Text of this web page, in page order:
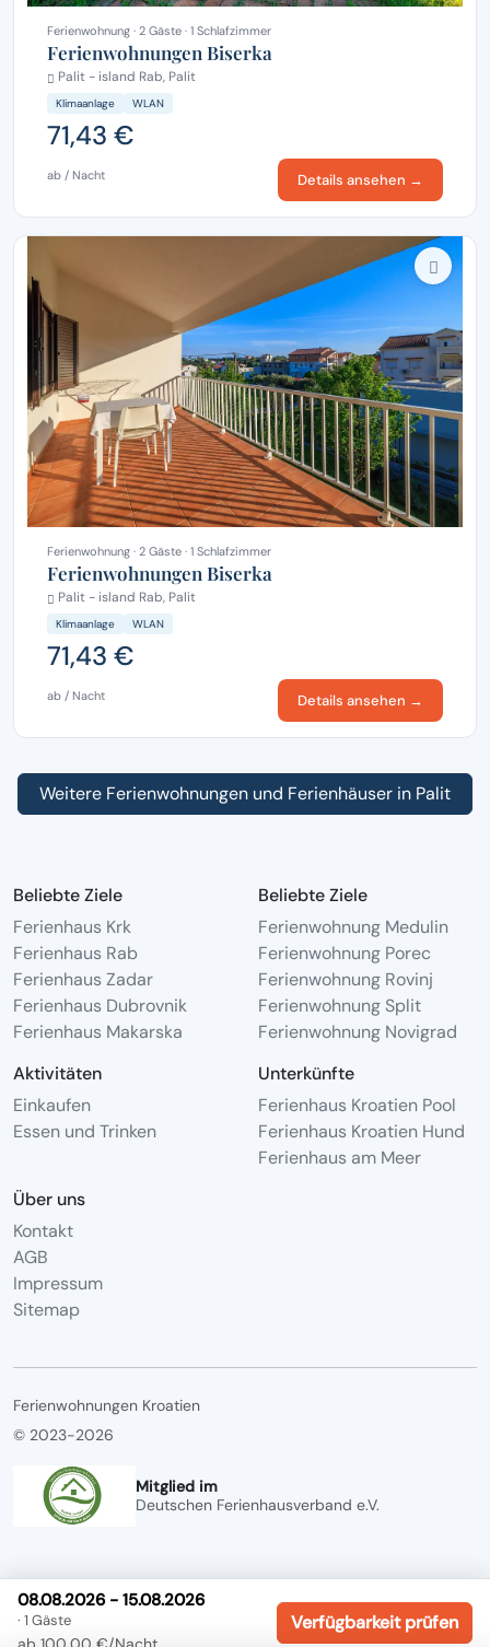
Ferienwohnung · 2 Gäste · 1 Schlafzimmer
Ferienwohnungen Biserka
Palit - island Rab, Palit
Klimaanlage WLAN
71,43 €
ab / Nacht Details ansehen →
Ferienwohnung · 2 Gäste · 1 Schlafzimmer
Ferienwohnungen Biserka
Palit - island Rab, Palit
Klimaanlage WLAN
71,43 €
ab / Nacht Details ansehen →
Weitere Ferienwohnungen und Ferienhäuser in Palit
08.08.2026 - 15.08.2026
· 1 Gäste Verfügbarkeit prüfen
Beliebte Ziele
Ferienhaus Krk
Ferienhaus Rab
Ferienhaus Zadar
Ferienhaus Dubrovnik
Ferienhaus Makarska
Beliebte Ziele
Ferienwohnung Medulin
Ferienwohnung Porec
Ferienwohnung Rovinj
Ferienwohnung Split
Ferienwohnung Novigrad
Aktivitäten
Einkaufen
Essen und Trinken
Unterkünfte
Ferienhaus Kroatien Pool
Ferienhaus Kroatien Hund
Ferienhaus am Meer
Über uns
Kontakt
AGB
Impressum
Sitemap
Ferienwohnungen Kroatien
© 2023-2026
Mitglied im
Deutschen Ferienhausverband e.V.